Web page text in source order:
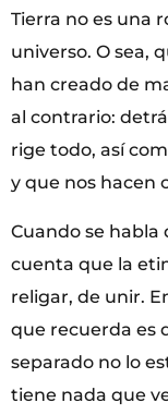
Tierra no es una
universo. O sea,
han creado de
al contrario:
rige todo, así
y que nos hacen
Cuando se habla
cuenta que la
religar, de unir.
que recuerda es
separado no lo
tiene nada que